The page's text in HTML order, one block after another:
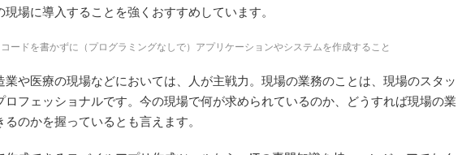
現場に導入することを強くおすすめしています。
ードを書かずに（プログラミングなしで）アプリケーションやシステムを作成すること
業や医療の現場などにおいては、人が主戦力。現場の業務のことは、現場のスタッ
ロフェッショナルです。今の現場で何が求められているのか、どうすれば現場の業
るのかを握っているとも言えます。